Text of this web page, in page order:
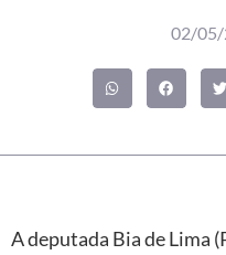
02/
A deputada Bia de Lima